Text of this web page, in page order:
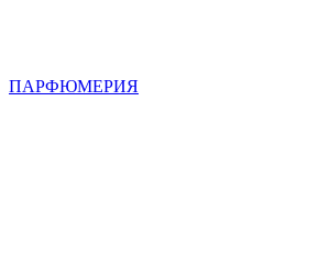
ПАРФЮМЕРИЯ